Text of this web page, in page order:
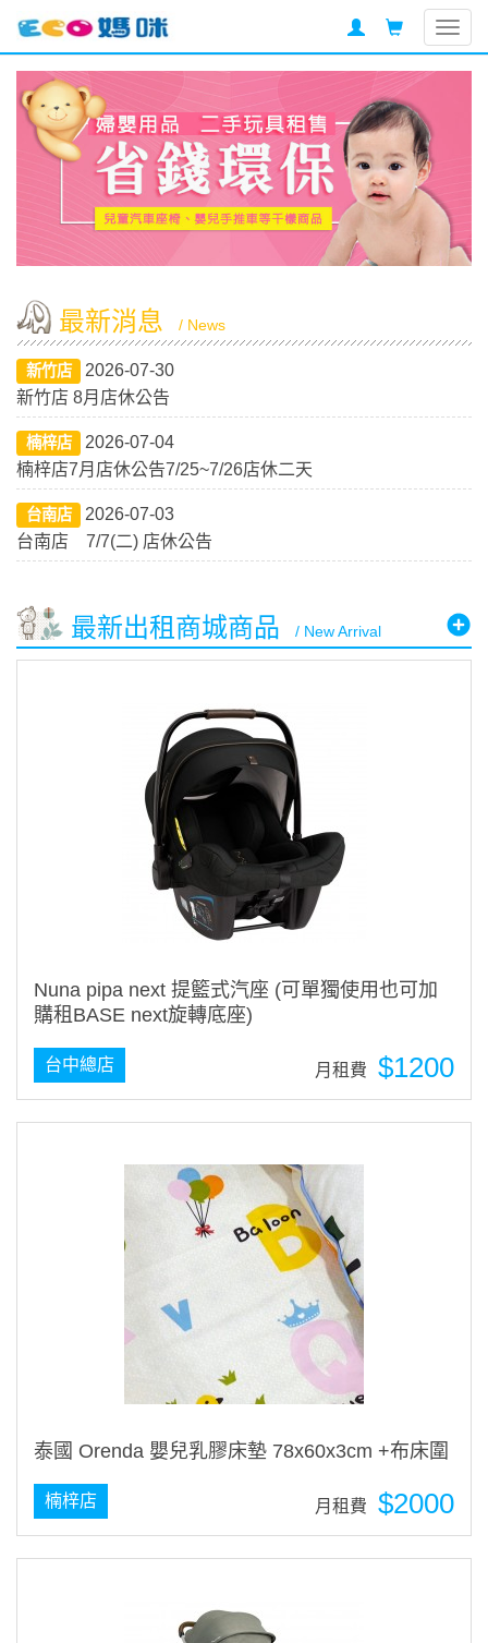
最新消息 / News
新竹店
2026-07-30
新竹店 8月店休公告
楠梓店
2026-07-04
楠梓店7月店休公告7/25~7/26店休二天
台南店
2026-07-03
台南店 7/7(二) 店休公告
最新出租商城商品 / New Arrival
Nuna pipa next 提籃式汽座 (可單獨使用也可加
購租BASE next旋轉底座)
$1200
月租費
台中總店
泰國 Orenda 嬰兒乳膠床墊 78x60x3cm +布床圍
$2000
月租費
楠梓店